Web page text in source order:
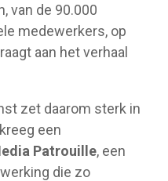
van de 90.000
medewerkers, op
aan het verhaal
zet daarom sterk in
een
Patrouille, een
die zo